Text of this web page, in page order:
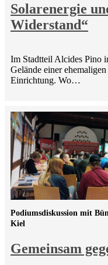
Solarenergie
Widerstand“
Im Stadtteil Alcides Pino
Gelände einer
Einrichtung. Wo…
Gemeinsam
Podiumsdiskussion mit
Kiel